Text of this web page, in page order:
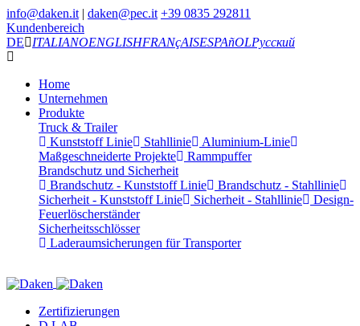
info@daken.it | daken@pec.it +39 0835 292811
Kundenbereich
DE
ITALIANOENGLISHFRANçAISESPAñOLРусский
Home
Unternehmen
Produkte
Truck & Trailer
Kunststoff Linie
Stahllinie
Aluminium-Linie
Maßgeschneiderte Projekte
Rammpuffer
Brandschutz und Sicherheit
Brandschutz - Kunststoff Linie
Brandschutz - Stahllinie
Sicherheit - Kunststoff Linie
Sicherheit - Stahllinie
Design-
Feuerlöscherständer
Sicherheitsschlösser
Laderaumsicherungen für Transporter
Zertifizierungen